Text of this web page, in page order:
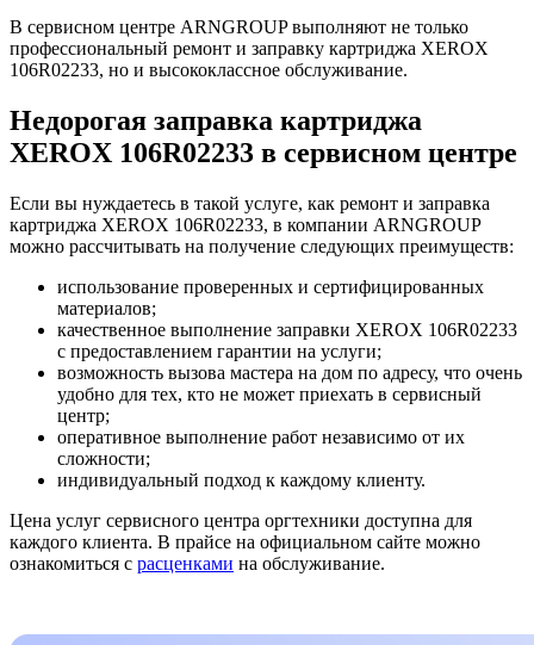
В сервисном центре ARNGROUP выполняют не только
профессиональный ремонт и заправку картриджа XEROX
106R02233, но и высококлассное обслуживание.
Недорогая заправка картриджа
XEROX 106R02233 в сервисном центре
Если вы нуждаетесь в такой услуге, как ремонт и заправка
картриджа XEROX 106R02233, в компании ARNGROUP
можно рассчитывать на получение следующих преимуществ:
использование проверенных и сертифицированных
материалов;
качественное выполнение заправки XEROX 106R02233
с предоставлением гарантии на услуги;
возможность вызова мастера на дом по адресу, что очень
удобно для тех, кто не может приехать в сервисный
центр;
оперативное выполнение работ независимо от их
сложности;
индивидуальный подход к каждому клиенту.
Цена услуг сервисного центра оргтехники доступна для
каждого клиента. В прайсе на официальном сайте можно
ознакомиться с расценками на обслуживание.